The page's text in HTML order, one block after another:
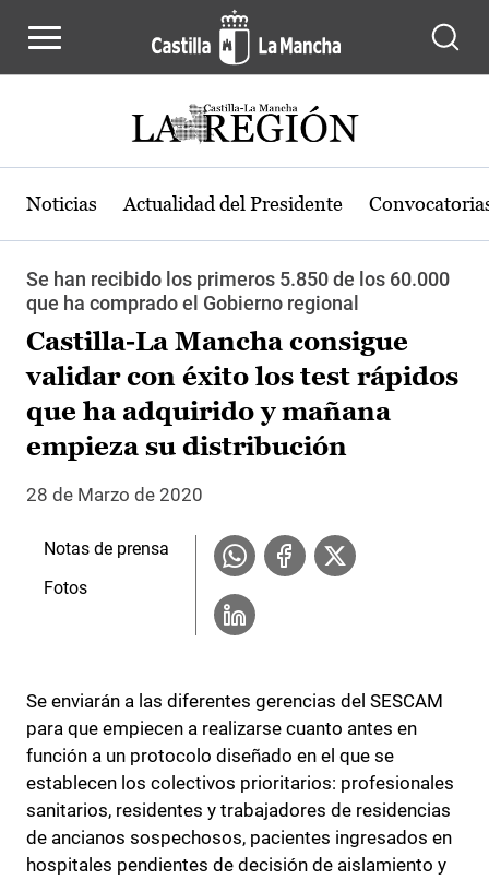
Noticias Actualidad del Presidente
Se han recibido los primeros 5.850 de los 60.000
que ha comprado el Gobierno regional
Castilla-La Mancha consigue
validar con éxito los test rápidos
que ha adquirido y mañana
empieza su distribución
28 de Marzo de 2020
Se enviarán a las diferentes gerencias del SESCAM
para que empiecen a realizarse cuanto antes en
función a un protocolo diseñado en el que se
establecen los colectivos prioritarios: profesionales
sanitarios, residentes y trabajadores de residencias
de ancianos sospechosos, pacientes ingresados en
hospitales pendientes de decisión de aislamiento y
Notas de prensa
Fotos